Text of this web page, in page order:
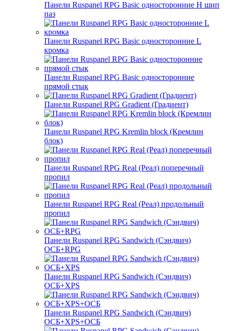
Панели Ruspanel RPG Basic односторонние H шип
паз
Панели Ruspanel RPG Basic односторонние L
кромка
Панели Ruspanel RPG Basic односторонние
прямой стык
Панели Ruspanel RPG Gradient (Градиент)
Панели Ruspanel RPG Kremlin block (Кремлин
блок)
Панели Ruspanel RPG Real (Реал) поперечный
пропил
Панели Ruspanel RPG Real (Реал) продольный
пропил
Панели Ruspanel RPG Sandwich (Сэндвич)
ОСБ+RPG
Панели Ruspanel RPG Sandwich (Сэндвич)
ОСБ+XPS
Панели Ruspanel RPG Sandwich (Сэндвич)
ОСБ+XPS+ОСБ